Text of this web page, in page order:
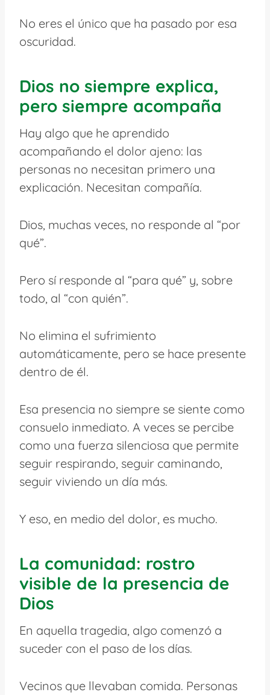
No eres el único que ha pasado por esa
oscuridad.
Dios no siempre explica,
pero siempre acompaña
Hay algo que he aprendido
acompañando el dolor ajeno: las
personas no necesitan primero una
explicación. Necesitan compañía.
Dios, muchas veces, no responde al “por
qué”.
Pero sí responde al “para qué” y, sobre
todo, al “con quién”.
No elimina el sufrimiento
automáticamente, pero se hace presente
dentro de él.
Esa presencia no siempre se siente como
consuelo inmediato. A veces se percibe
como una fuerza silenciosa que permite
seguir respirando, seguir caminando,
seguir viviendo un día más.
Y eso, en medio del dolor, es mucho.
La comunidad: rostro
visible de la presencia de
Dios
En aquella tragedia, algo comenzó a
suceder con el paso de los días.
Vecinos que llevaban comida. Personas